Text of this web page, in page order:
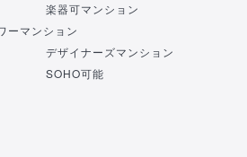
楽器可マンション
ーマンション
デザイナーズマンション
SOHO可能